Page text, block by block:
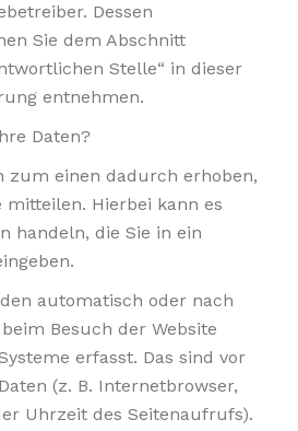
Dessen
Sie dem Abschnitt
Stelle“ in dieser
entnehmen.
Daten?
zum einen dadurch erhoben,
mitteilen. Hierbei kann es
handeln, die Sie in ein
automatisch oder nach
Besuch der Website
erfasst. Das sind vor
(z. B. Internetbrowser,
Uhrzeit des Seitenaufrufs).